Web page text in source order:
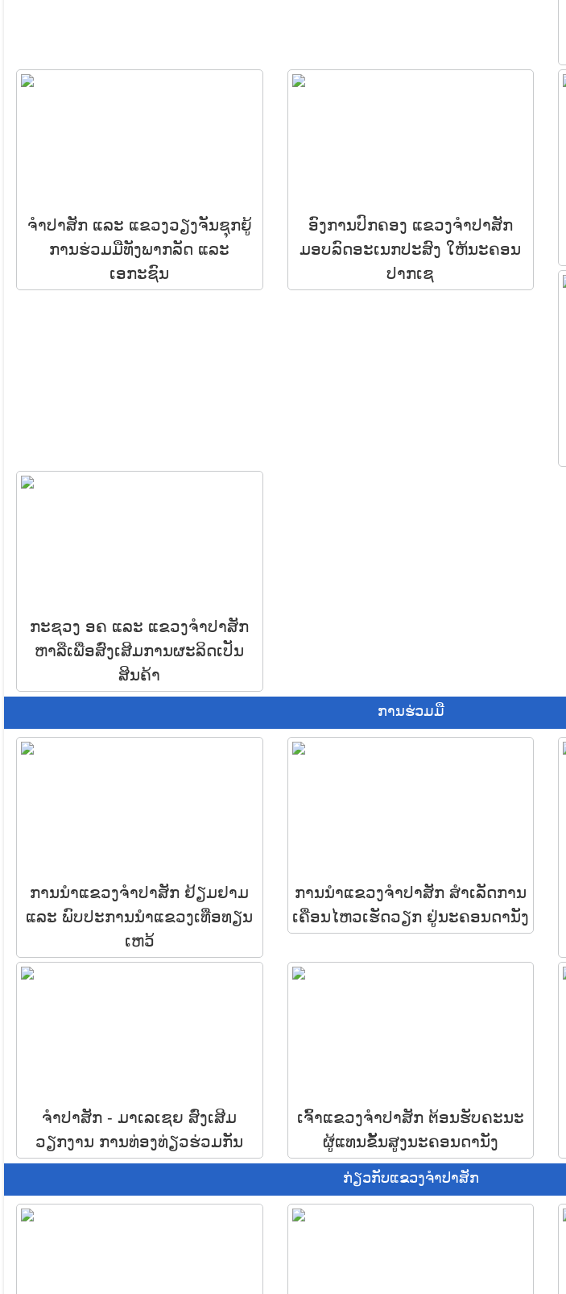
ຈຳປາສັກ ແລະ ແຂວງວຽງຈັນຊຸກຍູ້
ການຮ່ວມມືທັງພາກລັດ ແລະ
ເອກະຊົນ
ອົງການປົກຄອງ ແຂວງຈຳປາສັກ
ມອບລົດອະເນກປະສົງ ໃຫ້ນະຄອນ
ປາກເຊ
ກະຊວງ ອຄ ແລະ ແຂວງຈຳປາສັກ
ຫາລືເພື່ອສົ່ງເສີມການຜະລິດເປັນ
ສິນຄ້າ
ການຮ່ວມມື
ການນຳແຂວງຈຳປາສັກ ຢ້ຽມຢາມ
ແລະ ພົບປະການນຳແຂວງເທື່ອທຽນ
ເຫວ້
ການນຳແຂວງຈຳປາສັກ ສໍາເລັດການ
ເຄື່ອນໄຫວເຮັດວຽກ ຢູ່ນະຄອນດານັງ
ຈຳປາສັກ - ມາເລເຊຍ ສົ່ງເສີມ
ວຽກງານ ການທ່ອງທ່ຽວຮ່ວມກັນ
ເຈົ້າແຂວງຈຳປາສັກ ຕ້ອນຮັບຄະນະ
ຜູ້ແທນຂັ້ນສູງນະຄອນດານັງ
ກ່ຽວກັບແຂວງຈຳປາສັກ